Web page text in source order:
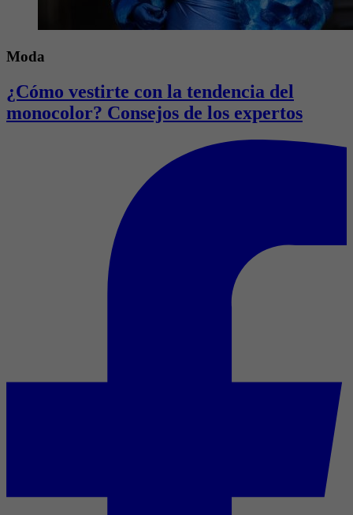
Moda
¿Cómo vestirte con la tendencia del
monocolor? Consejos de los expertos